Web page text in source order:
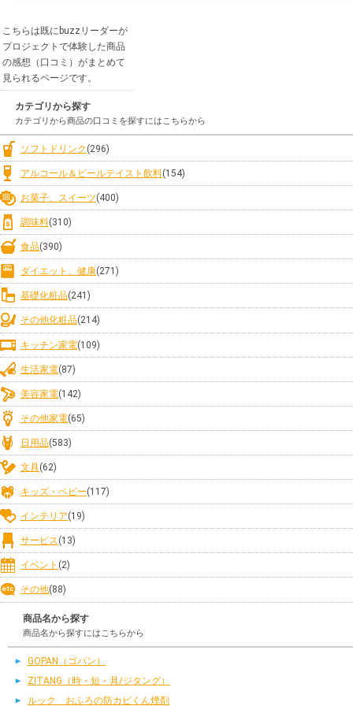
こちらは既にbuzzリーダーが
プロジェクトで体験した商品
の感想（口コミ）がまとめて
見られるページです。
カテゴリから探す
カテゴリから商品の口コミを探すにはこちらから
ソフトドリンク (296)
アルコール＆ビールテイスト飲料(154)
お菓子、スイーツ(400)
調味料(310)
食品(390)
ダイエット、健康(271)
基礎化粧品(241)
その他化粧品(214)
キッチン家電(109)
生活家電(87)
美容家電(142)
その他家電(65)
日用品(583)
文具(62)
キッズ・ベビー(117)
インテリア(19)
サービス(13)
イベント (2)
その他(88)
商品名から探す
商品名から探すにはこちらから
GOPAN（ゴパン）
ZITANG（時・短・具/ジタング）
ルック おふろの防カビくん煙剤